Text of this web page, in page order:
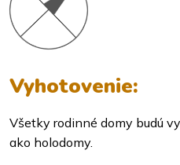
Vyhotovenie:
Všetky rodinné domy budú
ako holodomy.